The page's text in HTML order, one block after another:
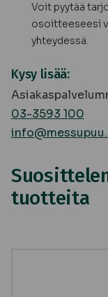
Voit pyytää
osoitteeseesi
yhteydessä.
Kysy lisää:
03-3593 100
tuotteita